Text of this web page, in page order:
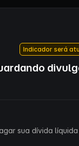
Indicador será
sua dívida